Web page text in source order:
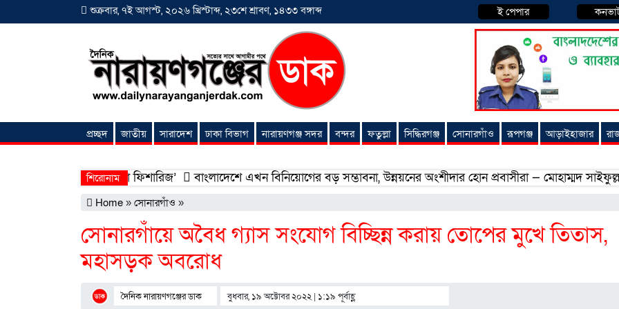
শুক্রবার, ৭ই আগস্ট, ২০২৬ খ্রিস্টাব্দ, ২৩শে শ্রাবণ, ১৪৩৩ বঙ্গাব্দ ই পেপার
প্রচ্ছদ জাতীয় সারাদেশ ঢাকা বিভাগ নারায়ণগঞ্জ সদর বন্দর ফতুল্লা সিদ্ধিরগঞ্জ সোনারগাঁও রূপগঞ্জ আড়াইহাজার
শিরোনাম
‘শিফা মোহাম্মদিয়া ফিশারিজ’ বাংলাদেশে এখন বিনিয়োগের বড় সম্ভাবনা, উন্নয়নের অংশীদার হোন প্রবাসীরা — মোহাম্মদ সাইফুল্লাহ্
Home » সোনারগাঁও »
সোনারগাঁয়ে অবৈধ গ্যাস সংযোগ বিচ্ছিন্ন করায় তোপের মুখে তিতাস,
মহাসড়ক অবরোধ
দৈনিক নারায়ণগঞ্জের ডাক বুধবার, ১৯ অক্টোবর ২০২২ | ১:১৯ পূর্বাহ্ণ